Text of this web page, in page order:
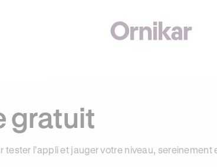
PREMIUM OFFERTS* POUR TOUT
gratuit
l’appli et jauger votre niveau, sereinement